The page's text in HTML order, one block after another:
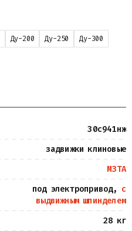
Ду-200 Ду-250
Ду-300
30с941нж
задвижки клиновые
МЗТА
под электропривод, с
выдвижным шпинделем
28 кг